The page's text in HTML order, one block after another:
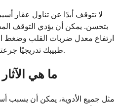
لا تتوقف أبدًا عن تناول عقار
بتحسن. يمكن أن يؤدي التوقف
ارتفاع معدل ضربات القلب وضغط
طبيبك تدريجيًا جرعتك عندما يحين وقت إيقاف الدواء.
ما هي
مثل جميع الأدوية، يمكن أن يسبب